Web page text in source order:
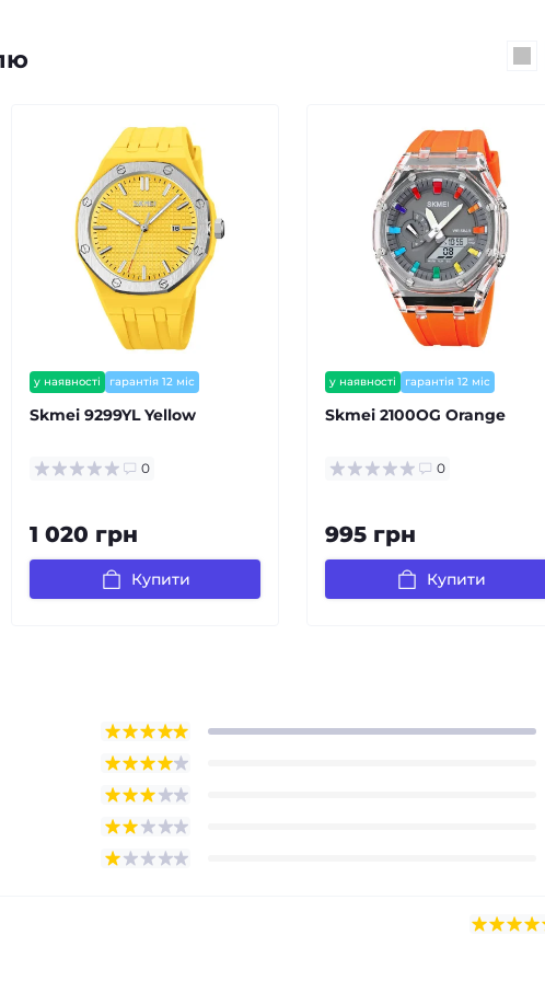
у наявності гарантія 12 міс
Skmei 9299YL Yellow
0
1 020 грн
Купити
у наявності гарантія 12 міс
Skmei 2100OG Orange
0
995 грн
Купити